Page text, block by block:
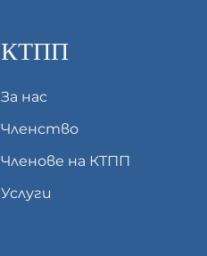
КТПП
За нас
Членство
Членове на КТПП
Услуги